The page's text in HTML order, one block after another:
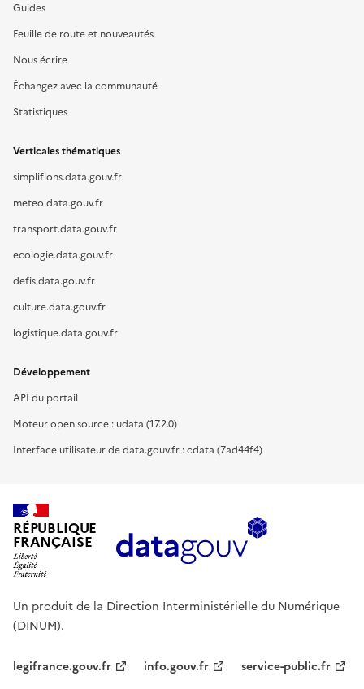
Guides
Feuille de route et nouveautés
Nous écrire
Échangez avec la communauté
Statistiques
Verticales thématiques
simplifions.data.gouv.fr
meteo.data.gouv.fr
transport.data.gouv.fr
ecologie.data.gouv.fr
defis.data.gouv.fr
culture.data.gouv.fr
logistique.data.gouv.fr
Développement
API du portail
Moteur open source : udata (17.2.0)
Interface utilisateur de data.gouv.fr : cdata (7ad44f4)
RÉPUBLIQUE
FRANÇAISE
Un produit de la Direction Interministérielle du Numérique
(DINUM).
legifrance.gouv.fr info.gouv.fr service-public.fr